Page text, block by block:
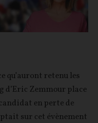
qu’auront retenu les
d’Eric Zemmour place
en perte de
sur cet évènement